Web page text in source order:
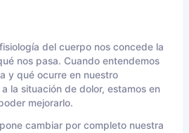
del cuerpo nos concede la
nos pasa. Cuando entendemos
y qué ocurre en nuestro
la situación de dolor, estamos en
mejorarlo.
cambiar por completo nuestra